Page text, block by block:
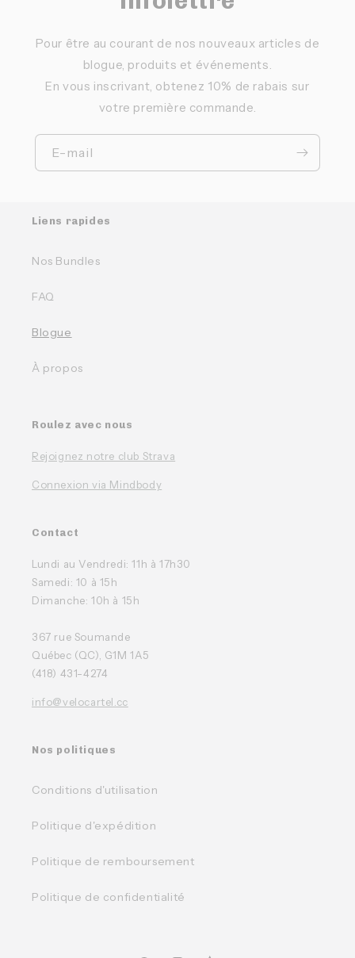
Pour être au courant de nos nouveaux articles de
blogue, produits et événements.
En vous inscrivant, obtenez 10% de rabais sur
votre première commande.
E-mail
Liens rapides
Nos Bundles
FAQ
Blogue
À propos
Roulez avec nous
Rejoignez notre club Strava
Connexion via Mindbody
Contact
Lundi au Vendredi: 11h à 17h30
Samedi: 10 à 15h
Dimanche: 10h à 15h
367 rue Soumande
Québec (QC), G1M 1A5
(418) 431-4274
info@velocartel.cc
Nos politiques
Conditions d'utilisation
Politique d'expédition
Politique de remboursement
Politique de confidentialité